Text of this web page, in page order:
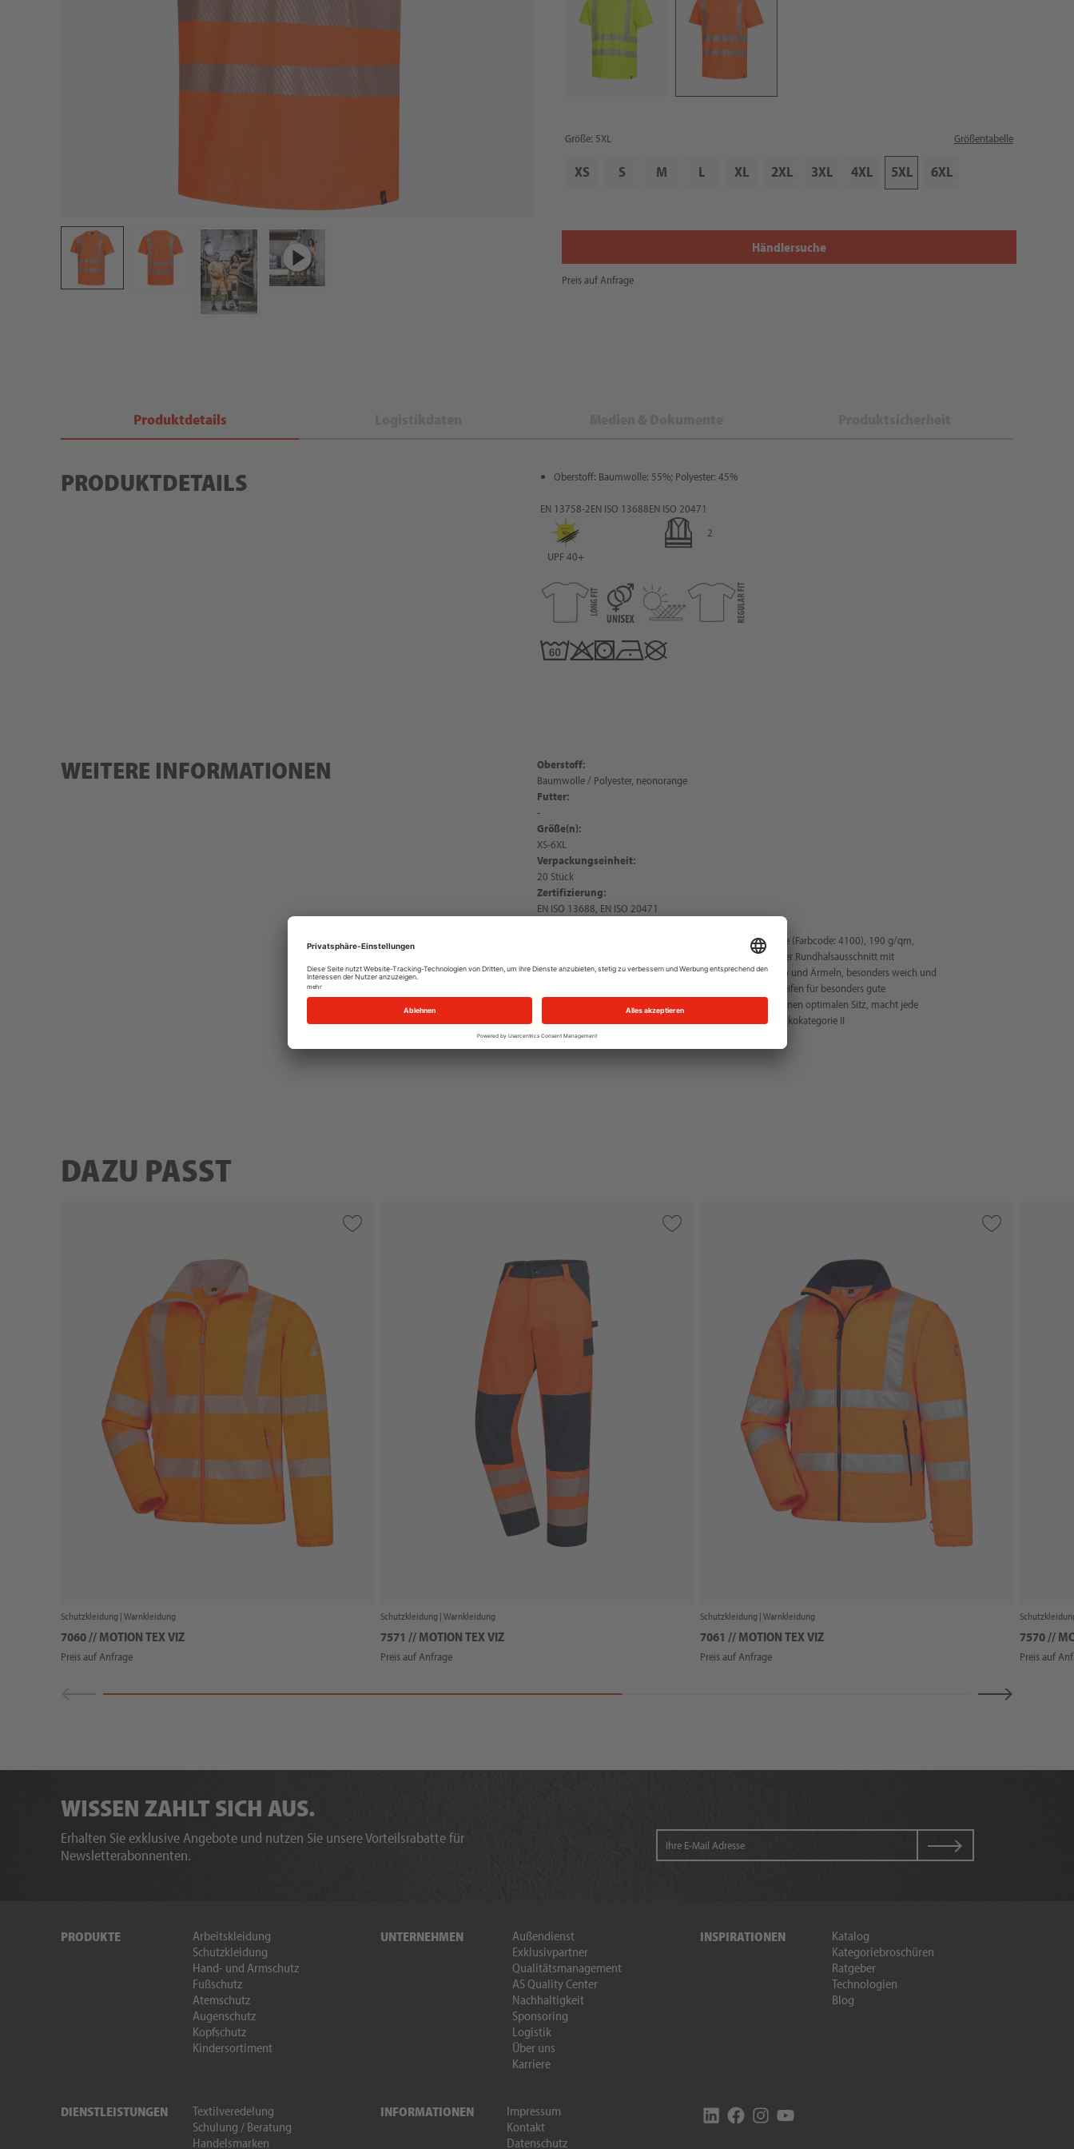
Größe: 5XL Größentabelle
XS S M L XL 2XL 3XL 4XL 5XL 6XL
Händlersuche
Preis auf Anfrage
Produktdetails
PRODUKTDETAILS Oberstoff: Baumwolle: 55%; Polyester: 45%
EN 13758-2
UPF 40+
EN ISO 13688EN ISO 20471
2
WEITERE INFORMATIONEN
Oberstoff:
Baumwolle / Polyester, neonorange
Futter:
-
Größe(n):
XS-6XL
Verpackungseinheit:
20 Stück
Zertifizierung:
EN ISO 13688, EN ISO 20471
NITRAS MOTION TEX VIZ, Warn-T-Shirt, Kurzarm, neonorange (Farbcode: 4100), 190 g/qm,
angenehmer Tragekomfort dank weichem Material, gerippter Rundhalsausschnitt mit
gleichfarbigem Nackenband, robuste Doppelnähte an Saum und Ärmeln, besonders weich und
glatt, zwei umlaufende Reflexstreifen und Schulterreflexstreifen für besonders gute
Sichtbarkeit, UV-Schutz UPF 40+, Regular Fit, Long Fit für einen optimalen Sitz, macht jede
Bewegung mit und das Shirt bleibt, wo es sein soll, PSA-Risikokategorie II
DAZU PASST
Schutzkleidung | Warnkleidung
7060 // MOTION TEX VIZ
Preis auf Anfrage
Schutzkleidung | Warnkleidung
7571 // MOTION TEX VIZ
Preis auf Anfrage
Schutzkleidung | Warnkleidung
7061 // MOTION TEX VIZ
Preis auf Anfrage
7570 //
Preis auf
WISSEN ZAHLT SICH AUS.
Erhalten Sie exklusive Angebote und nutzen Sie unsere Vorteilsrabatte für
Newsletterabonnenten.
PRODUKTE
Arbeitskleidung
Schutzkleidung
Hand- und Armschutz
Fußschutz
Atemschutz
Augenschutz
Kopfschutz
Kindersortiment
UNTERNEHMEN
Außendienst
Exklusivpartner
Qualitätsmanagement
AS Quality Center
Nachhaltigkeit
Sponsoring
Logistik
Über uns
Karriere
INSPIRATIONEN
Katalog
Kategoriebroschüren
Ratgeber
Technologien
Blog
DIENSTLEISTUNGEN
Textilveredelung
Schulung / Beratung
Handelsmarken
INFORMATIONEN
Impressum
Kontakt
Datenschutz